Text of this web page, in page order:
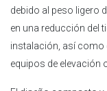
debido al peso ligero
en una reducción del
instalación, así como
equipos de elevación